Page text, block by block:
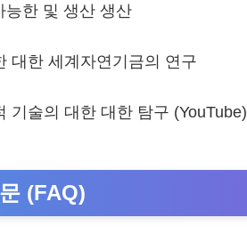
능한 및 생산 생산
대한 세계자연기금의 연구
기술의 대한 대한 탐구 (YouTube)
(FAQ)